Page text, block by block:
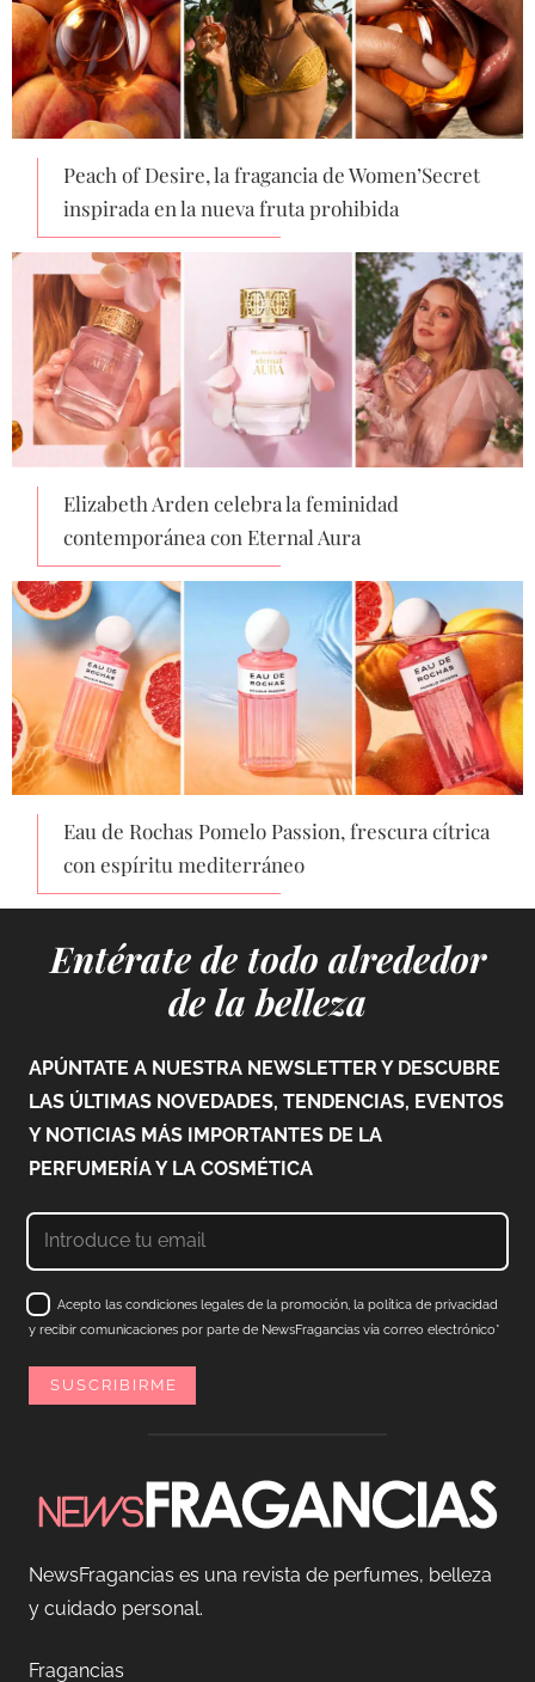
Peach of Desire, la fragancia de Women’Secret
inspirada en la nueva fruta prohibida
Elizabeth Arden celebra la feminidad
contemporánea con Eternal Aura
Eau de Rochas Pomelo Passion, frescura cítrica
con espíritu mediterráneo
Entérate de todo alrededor
de la belleza
APÚNTATE A NUESTRA NEWSLETTER Y DESCUBRE
LAS ÚLTIMAS NOVEDADES, TENDENCIAS, EVENTOS
Y NOTICIAS MÁS IMPORTANTES DE LA
PERFUMERÍA Y LA COSMÉTICA
Acepto las condiciones legales de la promoción, la política de privacidad
y recibir comunicaciones por parte de NewsFragancias vía correo electrónico*
NewsFragancias es una revista de perfumes, belleza
y cuidado personal.
Fragancias